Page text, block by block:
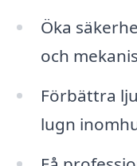
Öka
och
Förbättra
lugn